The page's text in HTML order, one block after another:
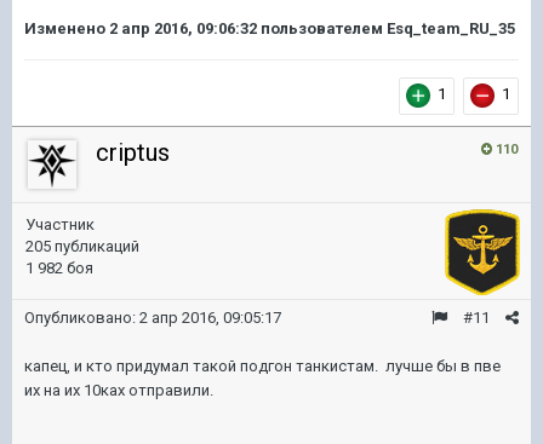
Изменено 2 апр 2016, 09:06:32 пользователем Esq_team_RU_35
1 1
110
criptus
Участник
205 публикаций
1 982 боя
#11
Опубликовано: 2 апр 2016, 09:05:17
капец, и кто придумал такой подгон танкистам. лучше бы в пве
их на их 10ках отправили.